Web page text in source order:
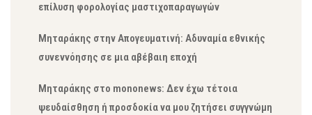
επίλυση φορολογίας μαστιχοπαραγωγών
Μηταράκης στην Απογευματινή: Αδυναμία εθνικής
συνεννόησης σε μια αβέβαιη εποχή
Μηταράκης στο mononews: Δεν έχω τέτοια
ψευδαίσθηση ή προσδοκία να μου ζητήσει συγγνώμη